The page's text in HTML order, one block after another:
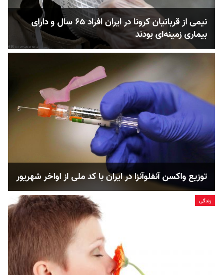
نیمی از قربانیان کرونا در ایران افراد ۶۵ سال و دارای
بیماری زمینه‌ای بودند
توزیع واکسن آنفلوآنزا در ایران با کد ملی از اواخر شهریور
زندگی